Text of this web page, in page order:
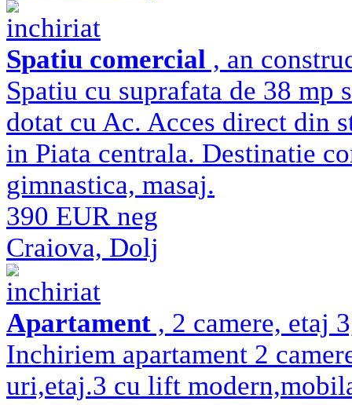
inchiriat
Spatiu comercial , an
Spatiu cu suprafata de 38 mp
dotat cu Ac. Acces direct din
in Piata centrala. Destinatie
gimnastica, masaj.
390 EUR neg
Craiova, Dolj
inchiriat
Apartament , 2 camere, etaj
Inchiriem apartament 2
uri,etaj.3 cu lift